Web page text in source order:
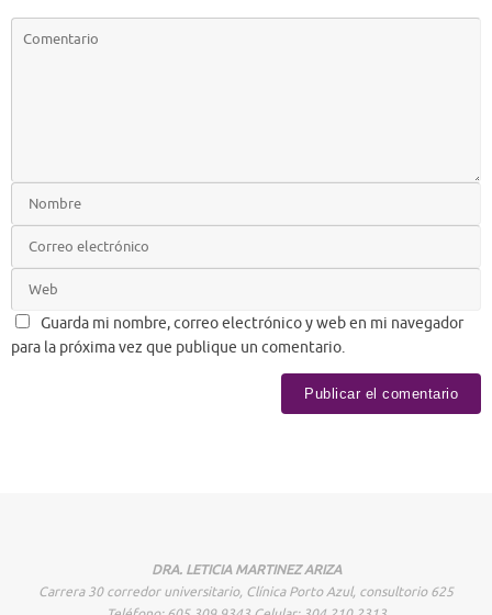
Guarda mi nombre, correo electrónico y web en mi navegador
para la próxima vez que publique un comentario.
DRA. LETICIA MARTINEZ ARIZA
Carrera 30 corredor universitario, Clínica Porto Azul, consultorio 625